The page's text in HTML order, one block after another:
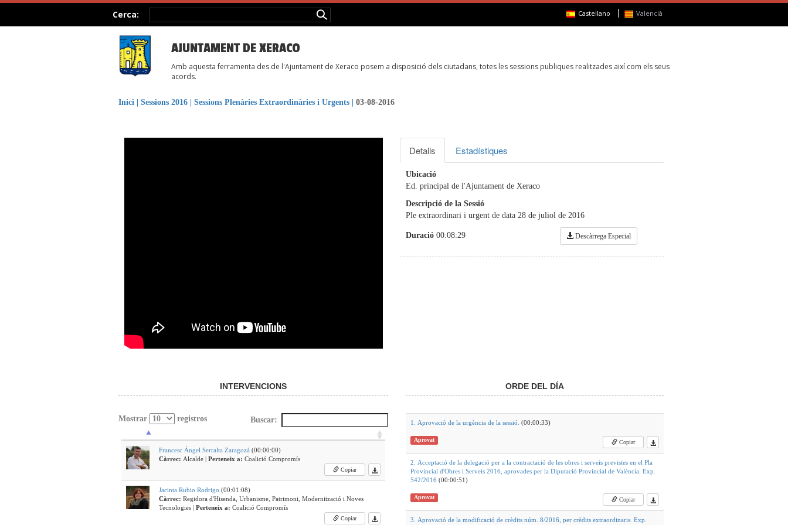
Cerca: Castellano Valencià
AJUNTAMENT DE XERACO
Amb aquesta ferramenta des de l'Ajuntament de Xeraco posem a disposició dels ciutadans, totes les sessions publiques realitzades així com els seus
acords.
Inici Sessions 2016 Sessions Plenàries Extraordinàries i Urgents 03-08-2016
Detalls Estadístiques
Ubicació
Ed. principal de l'Ajuntament de Xeraco
Descripció de la Sessió
Ple extraordinari i urgent de data 28 de juliol de 2016
Duració 00:08:29 Descàrrega Especial
INTERVENCIONS
Mostrar registros Buscar:
Francesc Ángel Serralta Zaragozá (00:00:00)
Càrrec: Alcalde | Perteneix a: Coalició Compromís
Copiar
Jacinta Rubio Rodrigo (00:01:08)
Càrrec: Regidora d'Hisenda, Urbanisme, Patrimoni, Modernització i Noves
Tecnologies | Perteneix a: Coalició Compromís
Copiar
ORDE DEL DÍA
1. Aprovació de la urgència de la sessió. (00:00:33)
Aprovat Copiar
2. Acceptació de la delegació per a la contractació de les obres i serveis previstes en el Pla
Provincial d'Obres i Serveis 2016, aprovades per la Diputació Provincial de València. Exp.
542/2016 (00:00:51)
Aprovat Copiar
3. Aprovació de la modificació de crèdits núm. 8/2016, per crèdits extraordinaris. Exp.